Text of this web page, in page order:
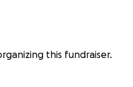
this fundraiser.